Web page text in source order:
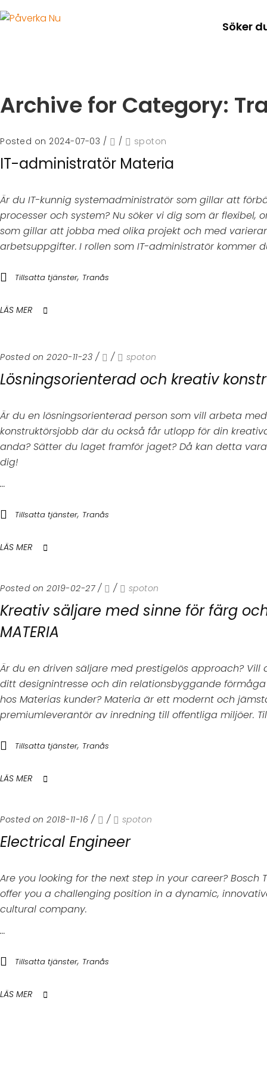
Söker
Archive for Category:
Posted on 2024-07-03 / / spoton
IT-administratör Materia
Är du IT-kunnig systemadministratör som gillar att
processer och system? Nu söker vi dig som är flexibel,
som gillar att jobba med olika projekt och med
arbetsuppgifter. I rollen som IT-administratör kommer
Tillsatta tjänster, Tranås
LÄS MER
Posted on 2020-11-23 / / spoton
Lösningsorienterad och kreativ
Är du en lösningsorienterad person som vill arbeta
konstruktörsjobb där du också får utlopp för din
anda? Sätter du laget framför jaget? Då kan detta
dig!
...
Tillsatta tjänster, Tranås
LÄS MER
Posted on 2019-02-27 / / spoton
Kreativ säljare med sinne för färg
MATERIA
Är du en driven säljare med prestigelös approach? Vill
ditt designintresse och din relationsbyggande
hos Materias kunder? Materia är ett modernt och
premiumleverantör av inredning till offentliga miljöer.
Tillsatta tjänster, Tranås
LÄS MER
Posted on 2018-11-16 / / spoton
Electrical Engineer
Are you looking for the next step in your career? Bosch
offer you a challenging position in a dynamic,
cultural company.
...
Tillsatta tjänster, Tranås
LÄS MER